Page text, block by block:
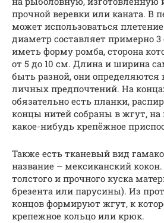
прочной веревки или каната. В
может использоваться
диаметр составляет примерно
иметь форму ромба, сторона
от 5 до 10 см. Длина и ширина
быть разной, они определяются
личных предпочтений. На
обязательно есть планки,
концы нитей собраны в жгут, на
какое-нибудь крепёжное
Также есть тканевый вид
название – мексиканский
толстого и прочного куска
брезента или парусины). Из
концов формируют жгут, к
крепежное кольцо или крюк.